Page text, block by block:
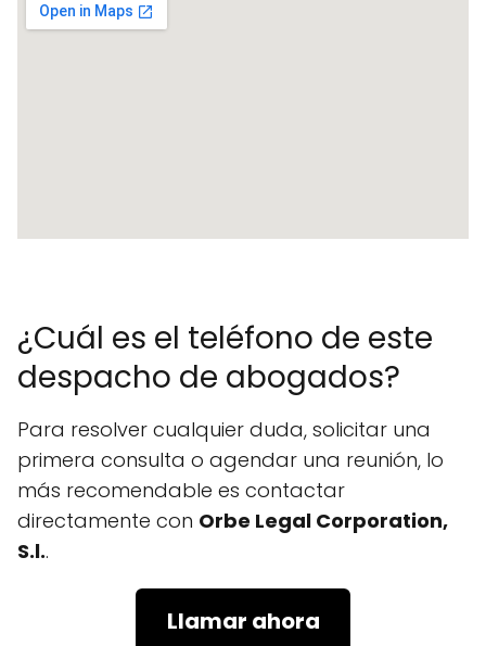
¿Cuál es el teléfono de este
despacho de abogados?
Para resolver cualquier duda, solicitar una
primera consulta o agendar una reunión, lo
más recomendable es contactar
directamente con Orbe Legal Corporation,
S.l..
Llamar ahora